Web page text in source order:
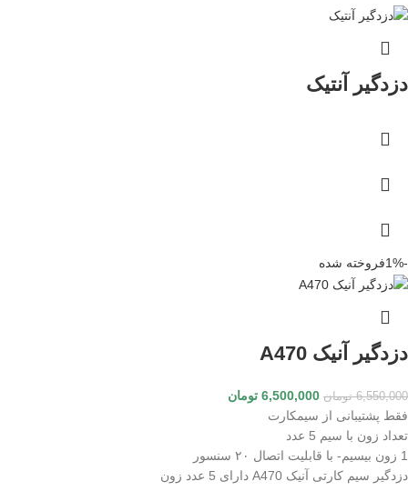
دزدگیر آنتیک
-1% فروخته شده
دزدگیر آنیک A470
6,550,000 تومان 6,500,000 تومان
فقط پشتیبانی از سیمکارت
تعداد زون با سیم 5 عدد
1 زون بیسیم- با قابلیت اتصال ۲۰ سنسور
دزدگیر سیم کارتی آنیک A470 دارای 5 عدد زون